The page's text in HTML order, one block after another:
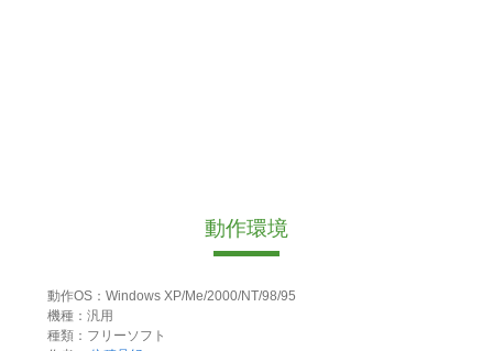
動作環境
動作OS：Windows XP/Me/2000/NT/98/95
機種：汎用
種類：フリーソフト